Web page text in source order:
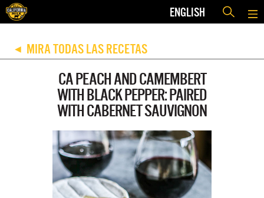
ENGLISH
◀ MIRA TODAS LAS RECETAS
CA PEACH AND CAMEMBERT
WITH BLACK PEPPER: PAIRED
WITH CABERNET SAUVIGNON